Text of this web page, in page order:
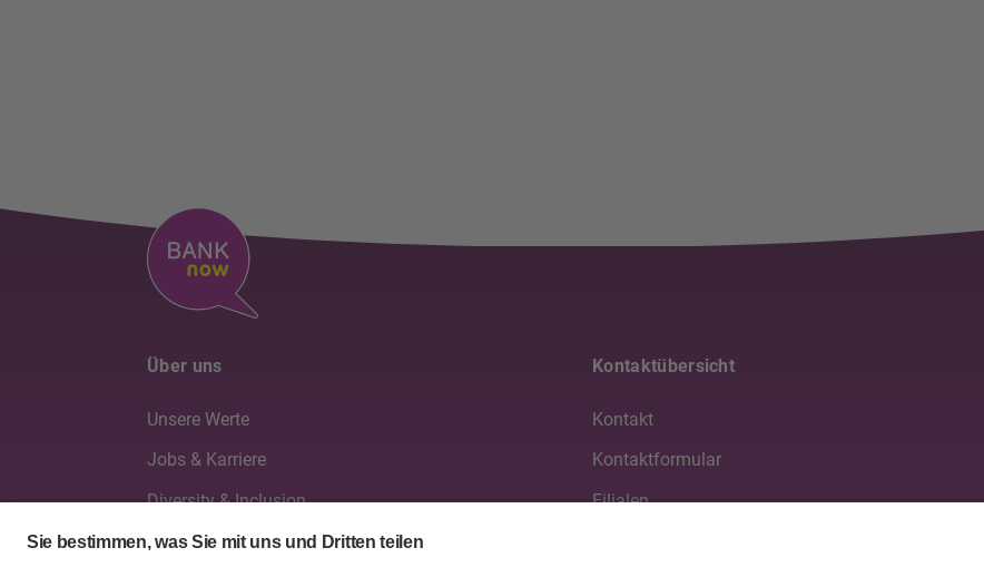
Über uns
Unsere Werte
Jobs & Karriere
Diversity & Inclusion
Verwaltung & Geschäftsleitung
Kontaktübersicht
Kontakt
Kontaktformular
Filialen